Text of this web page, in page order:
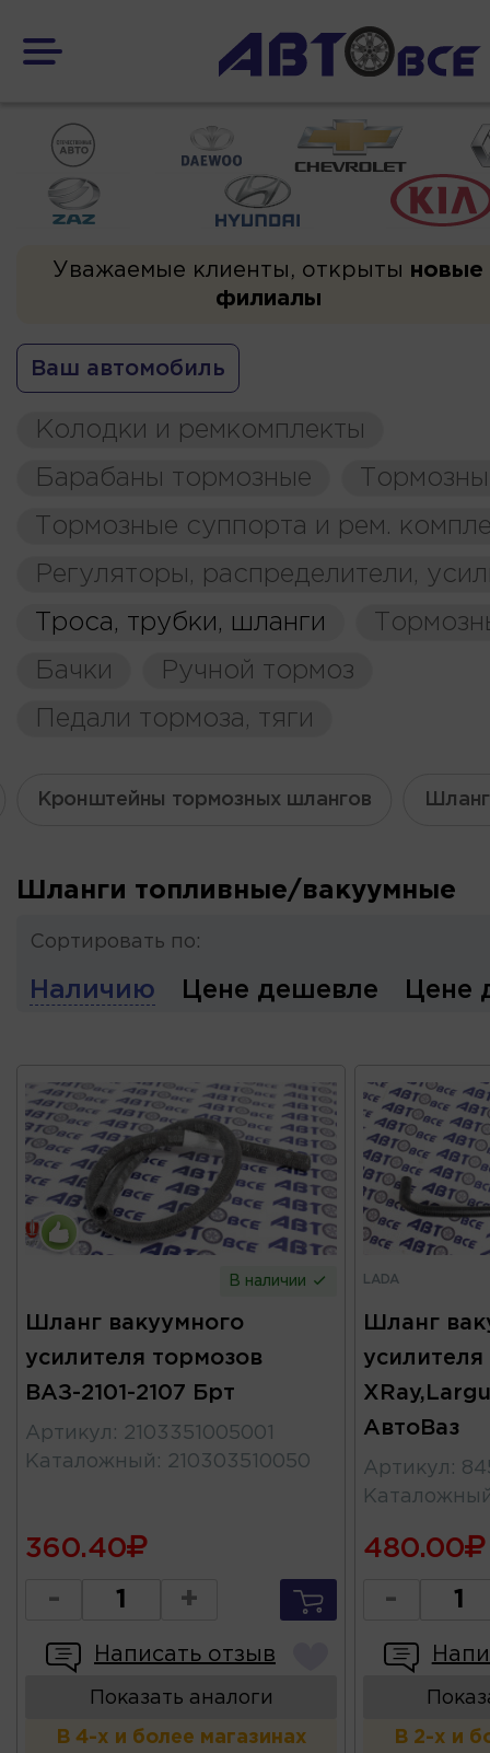
Уважаемые клиенты, открыты новые
филиалы
Ваш автомобиль
Колодки и ремкомплекты
Барабаны тормозные
Тормозные суппорта и рем.
Регуляторы, распределители,
Троса, трубки, шланги
Бачки
Ручной тормоз
Педали тормоза, тяги
Кронштейны тормозных шлангов
Шланги топливные/вакуумные
Сортировать по:
Наличию Цене дешевле Цене
В наличии
Шланг вакуумного
усилителя тормозов
ВАЗ-2101-2107 Брт
Артикул : 2103351005001
Каталожный : 210303510050
360.40
- +
Написать отзыв
Показать аналоги
В 4-х и более магазинах
LADA
Шланг
АвтоВаз
Артикул :
480.00
-
В 2-х и